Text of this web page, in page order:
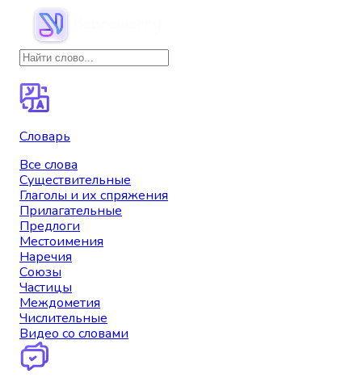
Словарь
Все слова
Существительные
Глаголы и их спряжения
Прилагательные
Предлоги
Местоимения
Наречия
Союзы
Частицы
Междометия
Числительные
Видео со словами